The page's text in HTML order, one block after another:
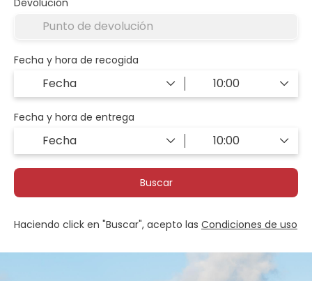
Fecha y hora de recogida
Fecha y hora de entrega
Buscar
Haciendo click en "Buscar", acepto las Condiciones de uso